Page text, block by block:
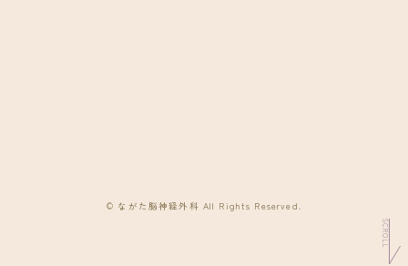
© ながた脳神経外科 All Rights Reserved.
SCROLL